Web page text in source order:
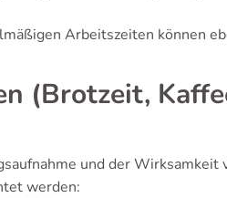
Arbeitszeiten können
(Brotzeit,
und der Wirksamkeit
werden: